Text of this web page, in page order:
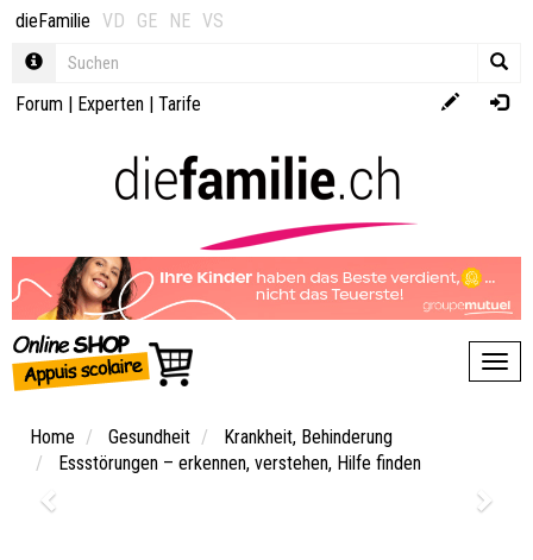
dieFamilie VD GE NE VS
Forum | Experten | Tarife
Home Gesundheit
Krankheit, Behinderung
Essstörungen – erkennen, verstehen, Hilfe finden